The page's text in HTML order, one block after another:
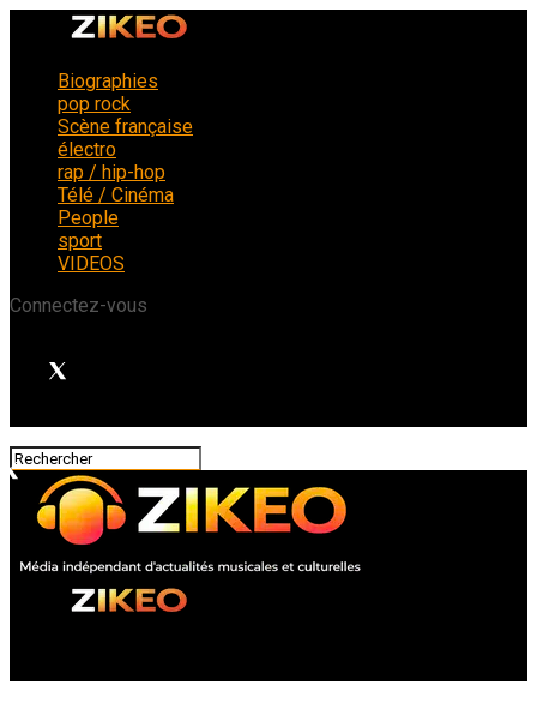
Biographies
pop rock
Scène française
électro
rap / hip-hop
Télé / Cinéma
People
sport
VIDEOS
Connectez-vous